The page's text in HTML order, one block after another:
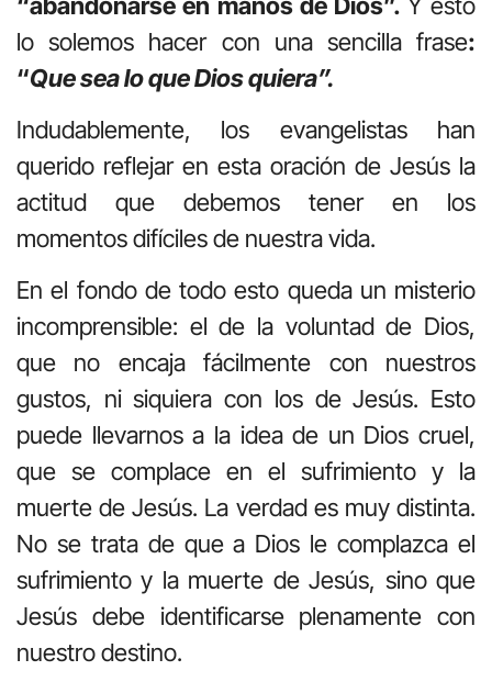
lo solemos hacer con una sencilla frase:
“Que sea lo que Dios quiera”.
Indudablemente, los evangelistas han
querido reflejar en esta oración de Jesús la
actitud que debemos tener en los
momentos difíciles de nuestra vida.
En el fondo de todo esto queda un misterio
incomprensible: el de la voluntad de Dios,
que no encaja fácilmente con nuestros
gustos, ni siquiera con los de Jesús. Esto
puede llevarnos a la idea de un Dios cruel,
que se complace en el sufrimiento y la
muerte de Jesús. La verdad es muy distinta.
No se trata de que a Dios le complazca el
sufrimiento y la muerte de Jesús, sino que
Jesús debe identificarse plenamente con
nuestro destino.